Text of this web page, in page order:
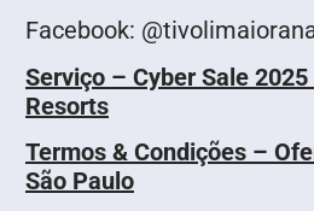
Facebook:
Serviço – Cyber Sale
Resorts
Termos & Condições –
São Paulo